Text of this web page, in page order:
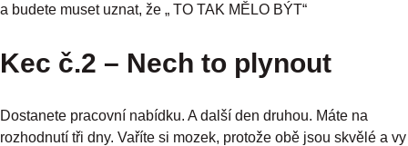
a budete muset uznat, že „ TO TAK MĚLO BÝT“
Kec č.2 – Nech to plynout
Dostanete pracovní nabídku. A další den druhou. Máte na
rozhodnutí tři dny. Vaříte si mozek, protože obě jsou skvělé a vy